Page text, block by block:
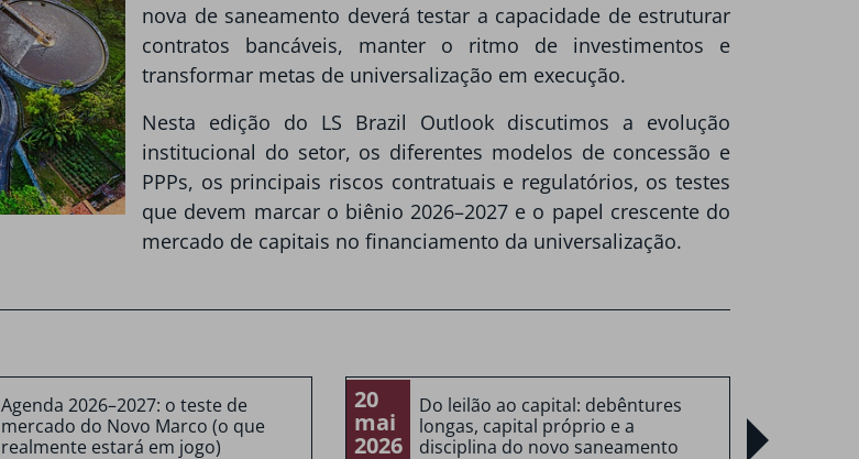
nova de saneamento deverá testar a capacidade de estruturar
contratos bancáveis, manter o ritmo de investimentos e
transformar metas de universalização em execução.
Nesta edição do LS Brazil Outlook discutimos a evolução
institucional do setor, os diferentes modelos de concessão e
PPPs, os principais riscos contratuais e regulatórios, os testes
que devem marcar o biênio 2026–2027 e o papel crescente do
mercado de capitais no financiamento da universalização.
Agenda 2026–2027: o teste de
mercado do Novo Marco (o que
realmente estará em jogo)
20
mai
2026
Do leilão ao capital: debêntures
longas, capital próprio e a
disciplina do novo saneamento